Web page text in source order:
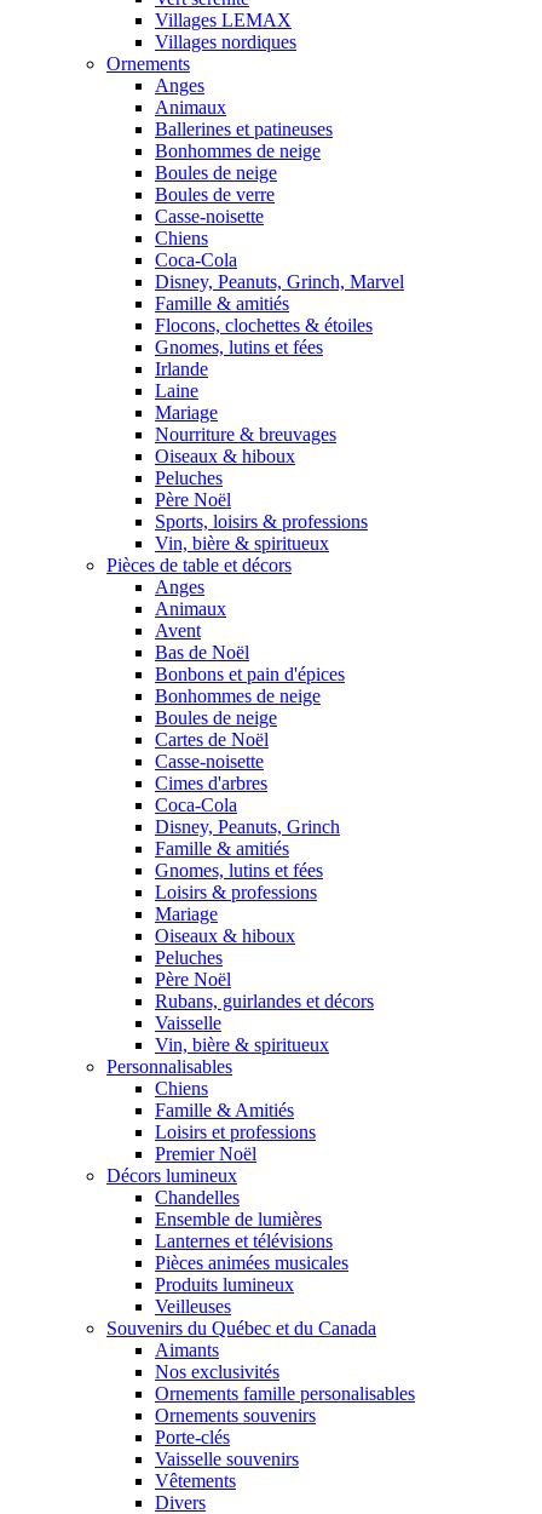
Villages LEMAX
Villages nordiques
Ornements
Anges
Animaux
Ballerines et patineuses
Bonhommes de neige
Boules de neige
Boules de verre
Casse-noisette
Chiens
Coca-Cola
Disney, Peanuts, Grinch, Marvel
Famille & amitiés
Flocons, clochettes & étoiles
Gnomes, lutins et fées
Irlande
Laine
Mariage
Nourriture & breuvages
Oiseaux & hiboux
Peluches
Père Noël
Sports, loisirs & professions
Vin, bière & spiritueux
Pièces de table et décors
Anges
Animaux
Avent
Bas de Noël
Bonbons et pain d'épices
Bonhommes de neige
Boules de neige
Cartes de Noël
Casse-noisette
Cimes d'arbres
Coca-Cola
Disney, Peanuts, Grinch
Famille & amitiés
Gnomes, lutins et fées
Loisirs & professions
Mariage
Oiseaux & hiboux
Peluches
Père Noël
Rubans, guirlandes et décors
Vaisselle
Vin, bière & spiritueux
Personnalisables
Chiens
Famille & Amitiés
Loisirs et professions
Premier Noël
Décors lumineux
Chandelles
Ensemble de lumières
Lanternes et télévisions
Pièces animées musicales
Produits lumineux
Veilleuses
Souvenirs du Québec et du Canada
Aimants
Nos exclusivités
Ornements famille personalisables
Ornements souvenirs
Porte-clés
Vaisselle souvenirs
Vêtements
Divers